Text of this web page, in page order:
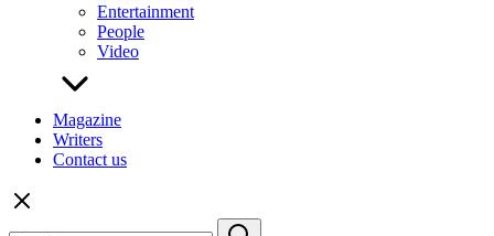
Entertainment
People
Video
Magazine
Writers
Contact us